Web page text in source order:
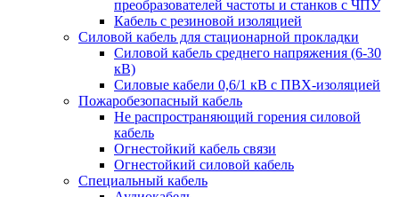
преобразователей частоты и станков с ЧПУ
Кабель с резиновой изоляцией
Силовой кабель для стационарной прокладки
Силовой кабель среднего напряжения (6-30
кВ)
Силовые кабели 0,6/1 кВ с ПВХ-изоляцией
Пожаробезопасный кабель
Не распространяющий горения силовой
кабель
Огнестойкий кабель связи
Огнестойкий силовой кабель
Специальный кабель